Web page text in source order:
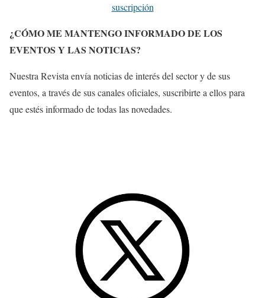
suscripción
¿CÓMO ME MANTENGO INFORMADO DE LOS
EVENTOS Y LAS NOTICIAS?
Nuestra Revista envía noticias de interés del sector y de sus
eventos, a través de sus canales oficiales, suscribirte a ellos para
que estés informado de todas las novedades.